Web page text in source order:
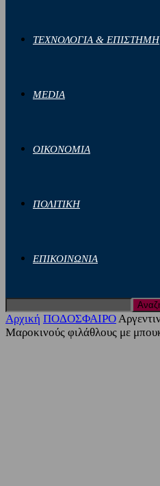
ΤΕΧΝΟΛΟΓΙΑ & ΕΠΙΣΤΗΜΗ
MEDIA
ΟΙΚΟΝΟΜΙΑ
ΠΟΛΙΤΙΚΗ
ΕΠΙΚΟΙΝΩΝΙΑ
Αρχική ΠΟΔΟΣΦΑΙΡΟ
Μαροκινούς φιλάθλους με